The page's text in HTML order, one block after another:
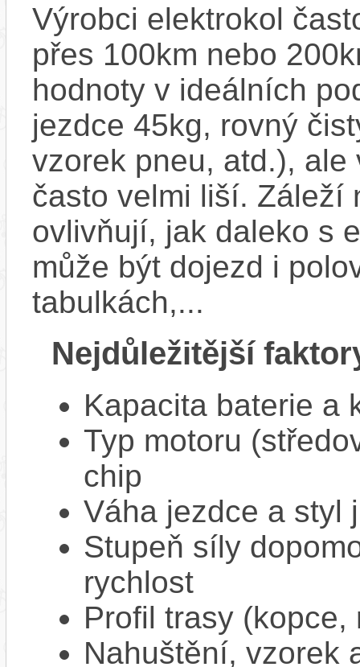
Výrobci elektrokol
přes 100km nebo
hodnoty v ideálních
jezdce 45kg, rovný
vzorek pneu, atd.),
často velmi liší. Záleží
ovlivňují, jak daleko s
může být dojezd i
tabulkách,...
Nejdůležitější
Kapacita baterie a
Typ motoru
chip
Váha jezdce a styl
Stupeň síly
rychlost
Profil trasy
Nahuštění, vzorek